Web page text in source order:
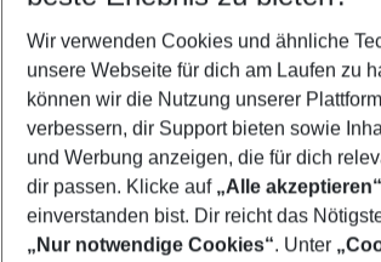
2 Erwachsene Keine Kinder
Mehr Filter anzeigen
Wir verwenden Cookies und ähnliche
unsere Webseite für dich am Laufen zu
können wir die Nutzung unserer
verbessern, dir Support bieten sowie
und Werbung anzeigen, die für dich
dir passen. Klicke auf „Alle akzeptieren“
einverstanden bist. Dir reicht das
„Nur notwendige Cookies“. Unter